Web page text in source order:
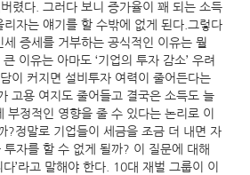
렸다. 그러다 보니 증가율이 꽤 되는 소득
자는 얘기를 할 수밖에 없게 된다.그렇다
증세를 거부하는 공식적인 이유는 뭘
이유는 아마도 ‘기업의 투자 감소’ 우려
이 커지면 설비투자 여력이 줄어든다는
고용 여지도 줄어들고 결국은 소득도 늘
부정적인 영향을 줄 수 있다는 논리로 이
?정말로 기업들이 세금을 조금 더 내면 자
자를 할 수 없게 될까? 이 질문에 대해
’라고 말해야 한다. 10대 재벌 그룹이 이